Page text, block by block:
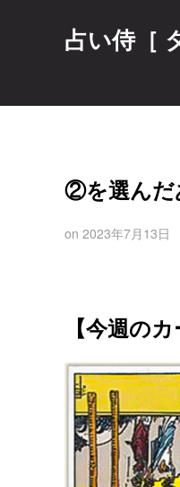
占い侍［
②を選んだ
on 2023年7月13日
【今週の